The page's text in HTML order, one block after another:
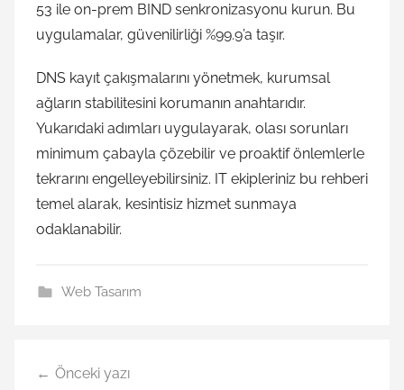
53 ile on-prem BIND senkronizasyonu kurun. Bu
uygulamalar, güvenilirliği %99.9’a taşır.
DNS kayıt çakışmalarını yönetmek, kurumsal
ağların stabilitesini korumanın anahtarıdır.
Yukarıdaki adımları uygulayarak, olası sorunları
minimum çabayla çözebilir ve proaktif önlemlerle
tekrarını engelleyebilirsiniz. IT ekipleriniz bu rehberi
temel alarak, kesintisiz hizmet sunmaya
odaklanabilir.
Web Tasarım
Önceki yazı